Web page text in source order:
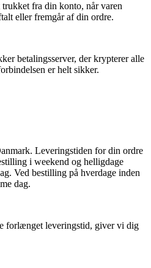
fra din konto, når varen
eller fremgår af din ordre.
betalingsserver, der krypterer alle
er helt sikker.
Leveringstiden for din ordre
i weekend og helligdage
Ved bestilling på hverdage inden
dag.
forlænget leveringstid, giver vi dig